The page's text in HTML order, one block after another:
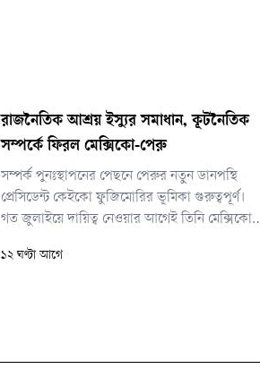
রাজনৈতিক আশ্রয় ইস্যুর সমাধান, কূটনৈতিক
সম্পর্কে ফিরল মেক্সিকো-পেরু
সম্পর্ক পুনঃস্থাপনের পেছনে পেরুর নতুন ডানপন্থি
প্রেসিডেন্ট কেইকো ফুজিমোরির ভূমিকা গুরুত্বপূর্ণ।
গত জুলাইয়ে দায়িত্ব নেওয়ার আগেই তিনি মেক্সিকোর
করেছিলেন।
১২ ঘণ্টা আগে